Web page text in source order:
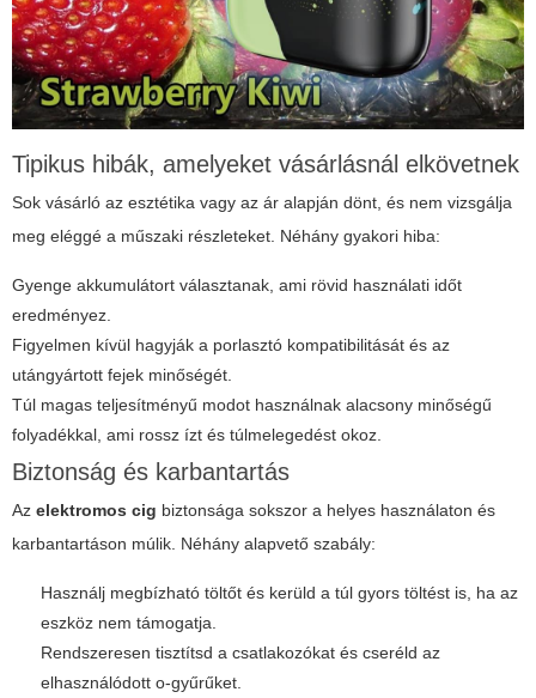
Tipikus hibák, amelyeket vásárlásnál elkövetnek
Sok vásárló az esztétika vagy az ár alapján dönt, és nem vizsgálja
meg eléggé a műszaki részleteket. Néhány gyakori hiba:
Gyenge akkumulátort választanak, ami rövid használati időt
eredményez.
Figyelmen kívül hagyják a porlasztó kompatibilitását és az
utángyártott fejek minőségét.
Túl magas teljesítményű modot használnak alacsony minőségű
folyadékkal, ami rossz ízt és túlmelegedést okoz.
Biztonság és karbantartás
Az elektromos cig biztonsága sokszor a helyes használaton és
karbantartáson múlik. Néhány alapvető szabály:
Használj megbízható töltőt és kerüld a túl gyors töltést is, ha az
eszköz nem támogatja.
Rendszeresen tisztítsd a csatlakozókat és cseréld az
elhasználódott o-gyűrűket.